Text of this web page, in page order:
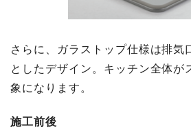
さらに、ガラストップ仕様は排気
としたデザイン。キッチン全体が
象になります。
施工前後